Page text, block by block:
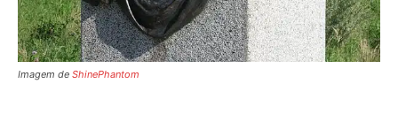
Imagem de ShinePhantom